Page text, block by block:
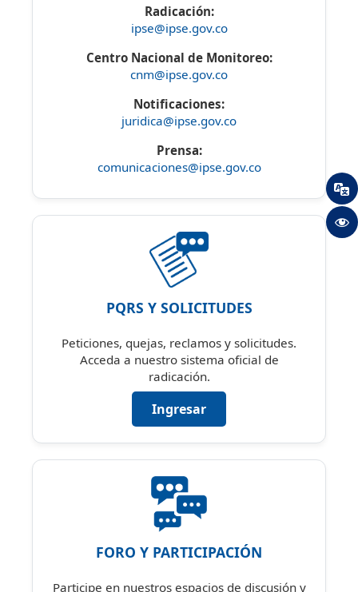
Radicación:
ipse@ipse.gov.co
Centro Nacional de Monitoreo:
cnm@ipse.gov.co
Notificaciones:
juridica@ipse.gov.co
Prensa:
comunicaciones@ipse.gov.co
PQRS Y SOLICITUDES
Peticiones, quejas, reclamos y solicitudes.
Acceda a nuestro sistema oficial de
radicación.
Ingresar
FORO Y PARTICIPACIÓN
Participe en nuestros espacios de discusión y